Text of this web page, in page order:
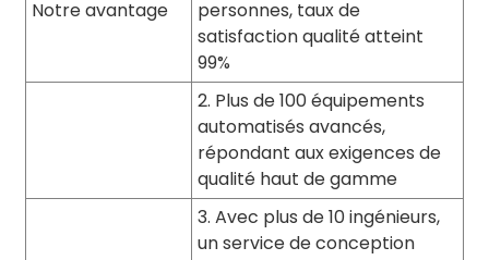
Notre avantage
personnes, taux de
satisfaction qualité atteint
99%
2. Plus de 100 équipements
automatisés avancés,
répondant aux exigences de
qualité haut de gamme
3. Avec plus de 10 ingénieurs,
un service de conception